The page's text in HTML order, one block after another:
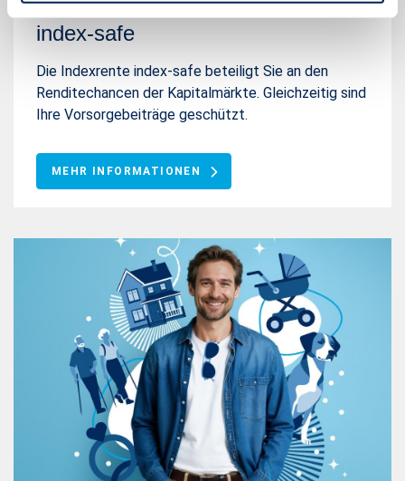
index-safe
Die Indexrente index-safe beteiligt Sie an den
Renditechancen der Kapitalmärkte. Gleichzeitig sind
Ihre Vorsorgebeiträge geschützt.
MEHR INFORMATIONEN